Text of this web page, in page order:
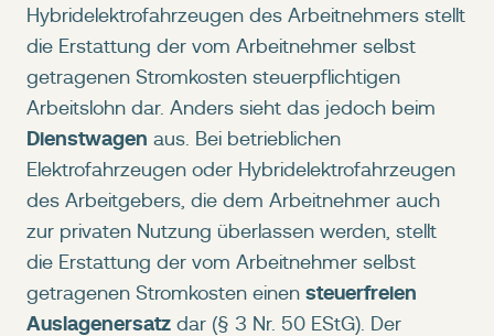
Hybridelektrofahrzeugen des Arbeitnehmers stellt
die Erstattung der vom Arbeitnehmer selbst
getragenen Stromkosten steuerpflichtigen
Arbeitslohn dar. Anders sieht das jedoch beim
Dienstwagen aus. Bei betrieblichen
Elektrofahrzeugen oder Hybridelektrofahrzeugen
des Arbeitgebers, die dem Arbeitnehmer auch
zur privaten Nutzung überlassen werden, stellt
die Erstattung der vom Arbeitnehmer selbst
getragenen Stromkosten einen steuerfreien
Auslagenersatz dar (§ 3 Nr. 50 EStG). Der